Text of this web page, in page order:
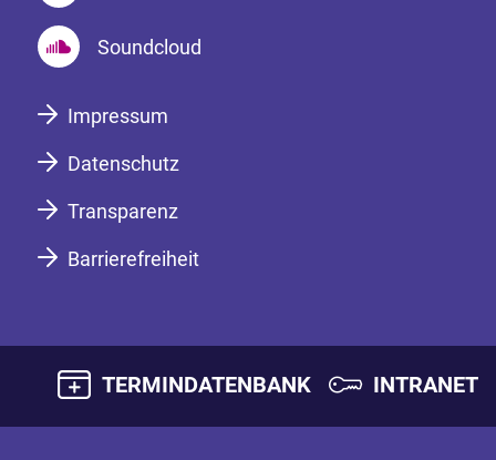
Soundcloud
Impressum
Datenschutz
Transparenz
Barrierefreiheit
TERMINDATENBANK INTRANET